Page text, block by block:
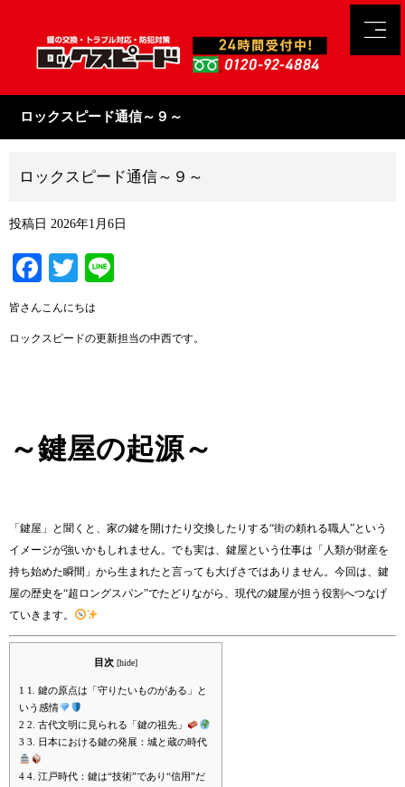
ロックスピード通信～９～
ロックスピード通信～９～
投稿日 2026年1月6日
Facebook
Twitter
皆さんこんにちは
ロックスピードの更新担当の中西です。
～鍵屋の起源～
「鍵屋」と聞くと、家の鍵を開けたり交換したりする“街の頼れる職人”という
イメージが強いかもしれません。でも実は、鍵屋という仕事は「人類が財産を
持ち始めた瞬間」から生まれたと言っても大げさではありません。今回は、鍵
屋の歴史を“超ロングスパン”でたどりながら、現代の鍵屋が担う役割へつなげ
ていきます。
目次 [hide]
1 1. 鍵の原点は「守りたいものがある」と
いう感情
2 2. 古代文明に見られる「鍵の祖先」
3 3. 日本における鍵の発展：城と蔵の時代
4 4. 江戸時代：鍵は“技術”であり“信用”だ